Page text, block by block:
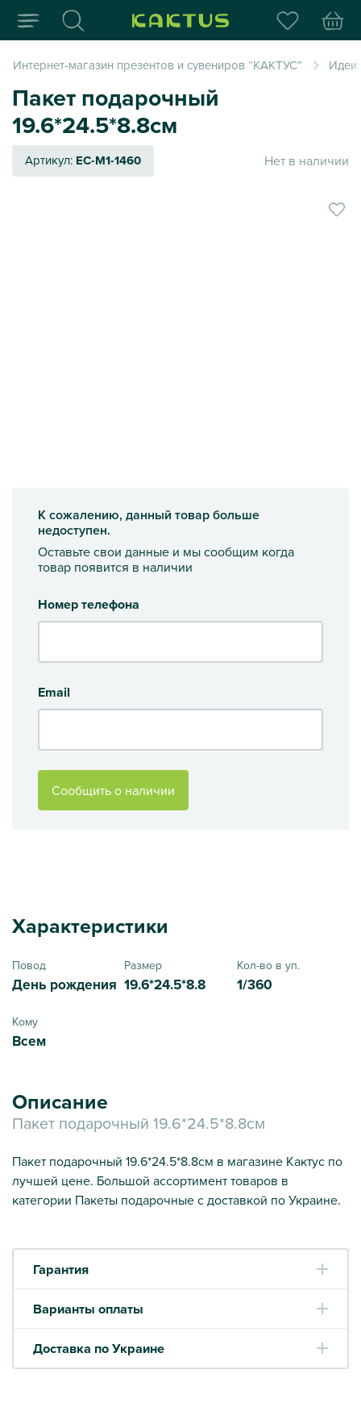
Интернет-магазин
Интернет-магазин презентов и сувениров “КАКТУС” Идеи
Пакет подарочный
19.6*24.5*8.8см
Артикул: EC-M1-1460 Нет в наличии
К сожалению, данный товар больше
недоступен.
Оставьте свои данные и мы сообщим когда
товар появится в наличии
Номер телефона
Email
Сообщить о наличии
Характеристики
Повод
День рождения
Размер
19.6*24.5*8.8
Кол-во в уп.
1/360
Кому
Всем
Описание
Пакет подарочный 19.6*24.5*8.8см
Пакет подарочный 19.6*24.5*8.8см в магазине Кактус по
лучшей цене. Большой ассортимент товаров в
категории Пакеты подарочные с доставкой по Украине.
Гарантия
Варианты оплаты
Доставка по Украине